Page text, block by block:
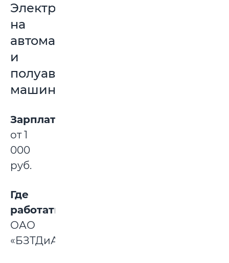
Электросварщик
на
автоматических
и
полуавтоматических
машинах
Зарплата:
от 1
000
руб.
Где
работать:
ОАО
«БЗТДиА».